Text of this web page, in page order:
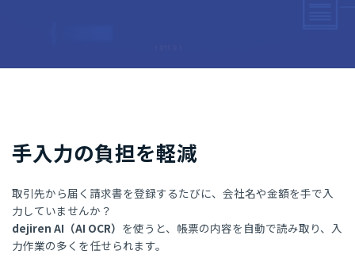
手入力の負担を軽減
取引先から届く請求書を登録するたびに、会社名や金額を手で入
力していませんか？
dejiren AI（AI OCR） を使うと、帳票の内容を自動で読み取り、入
力作業の多くを任せられます。